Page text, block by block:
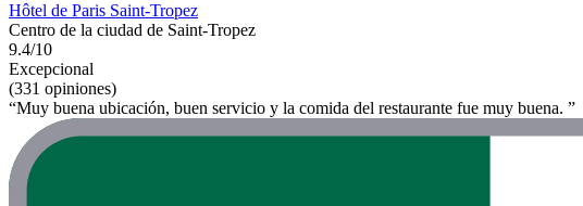
Hôtel de Paris Saint-Tropez
Centro de la ciudad de Saint-Tropez
9.4/10
Excepcional
(331 opiniones)
“Muy buena ubicación, buen servicio y la comida del restaurante fue muy buena. ”